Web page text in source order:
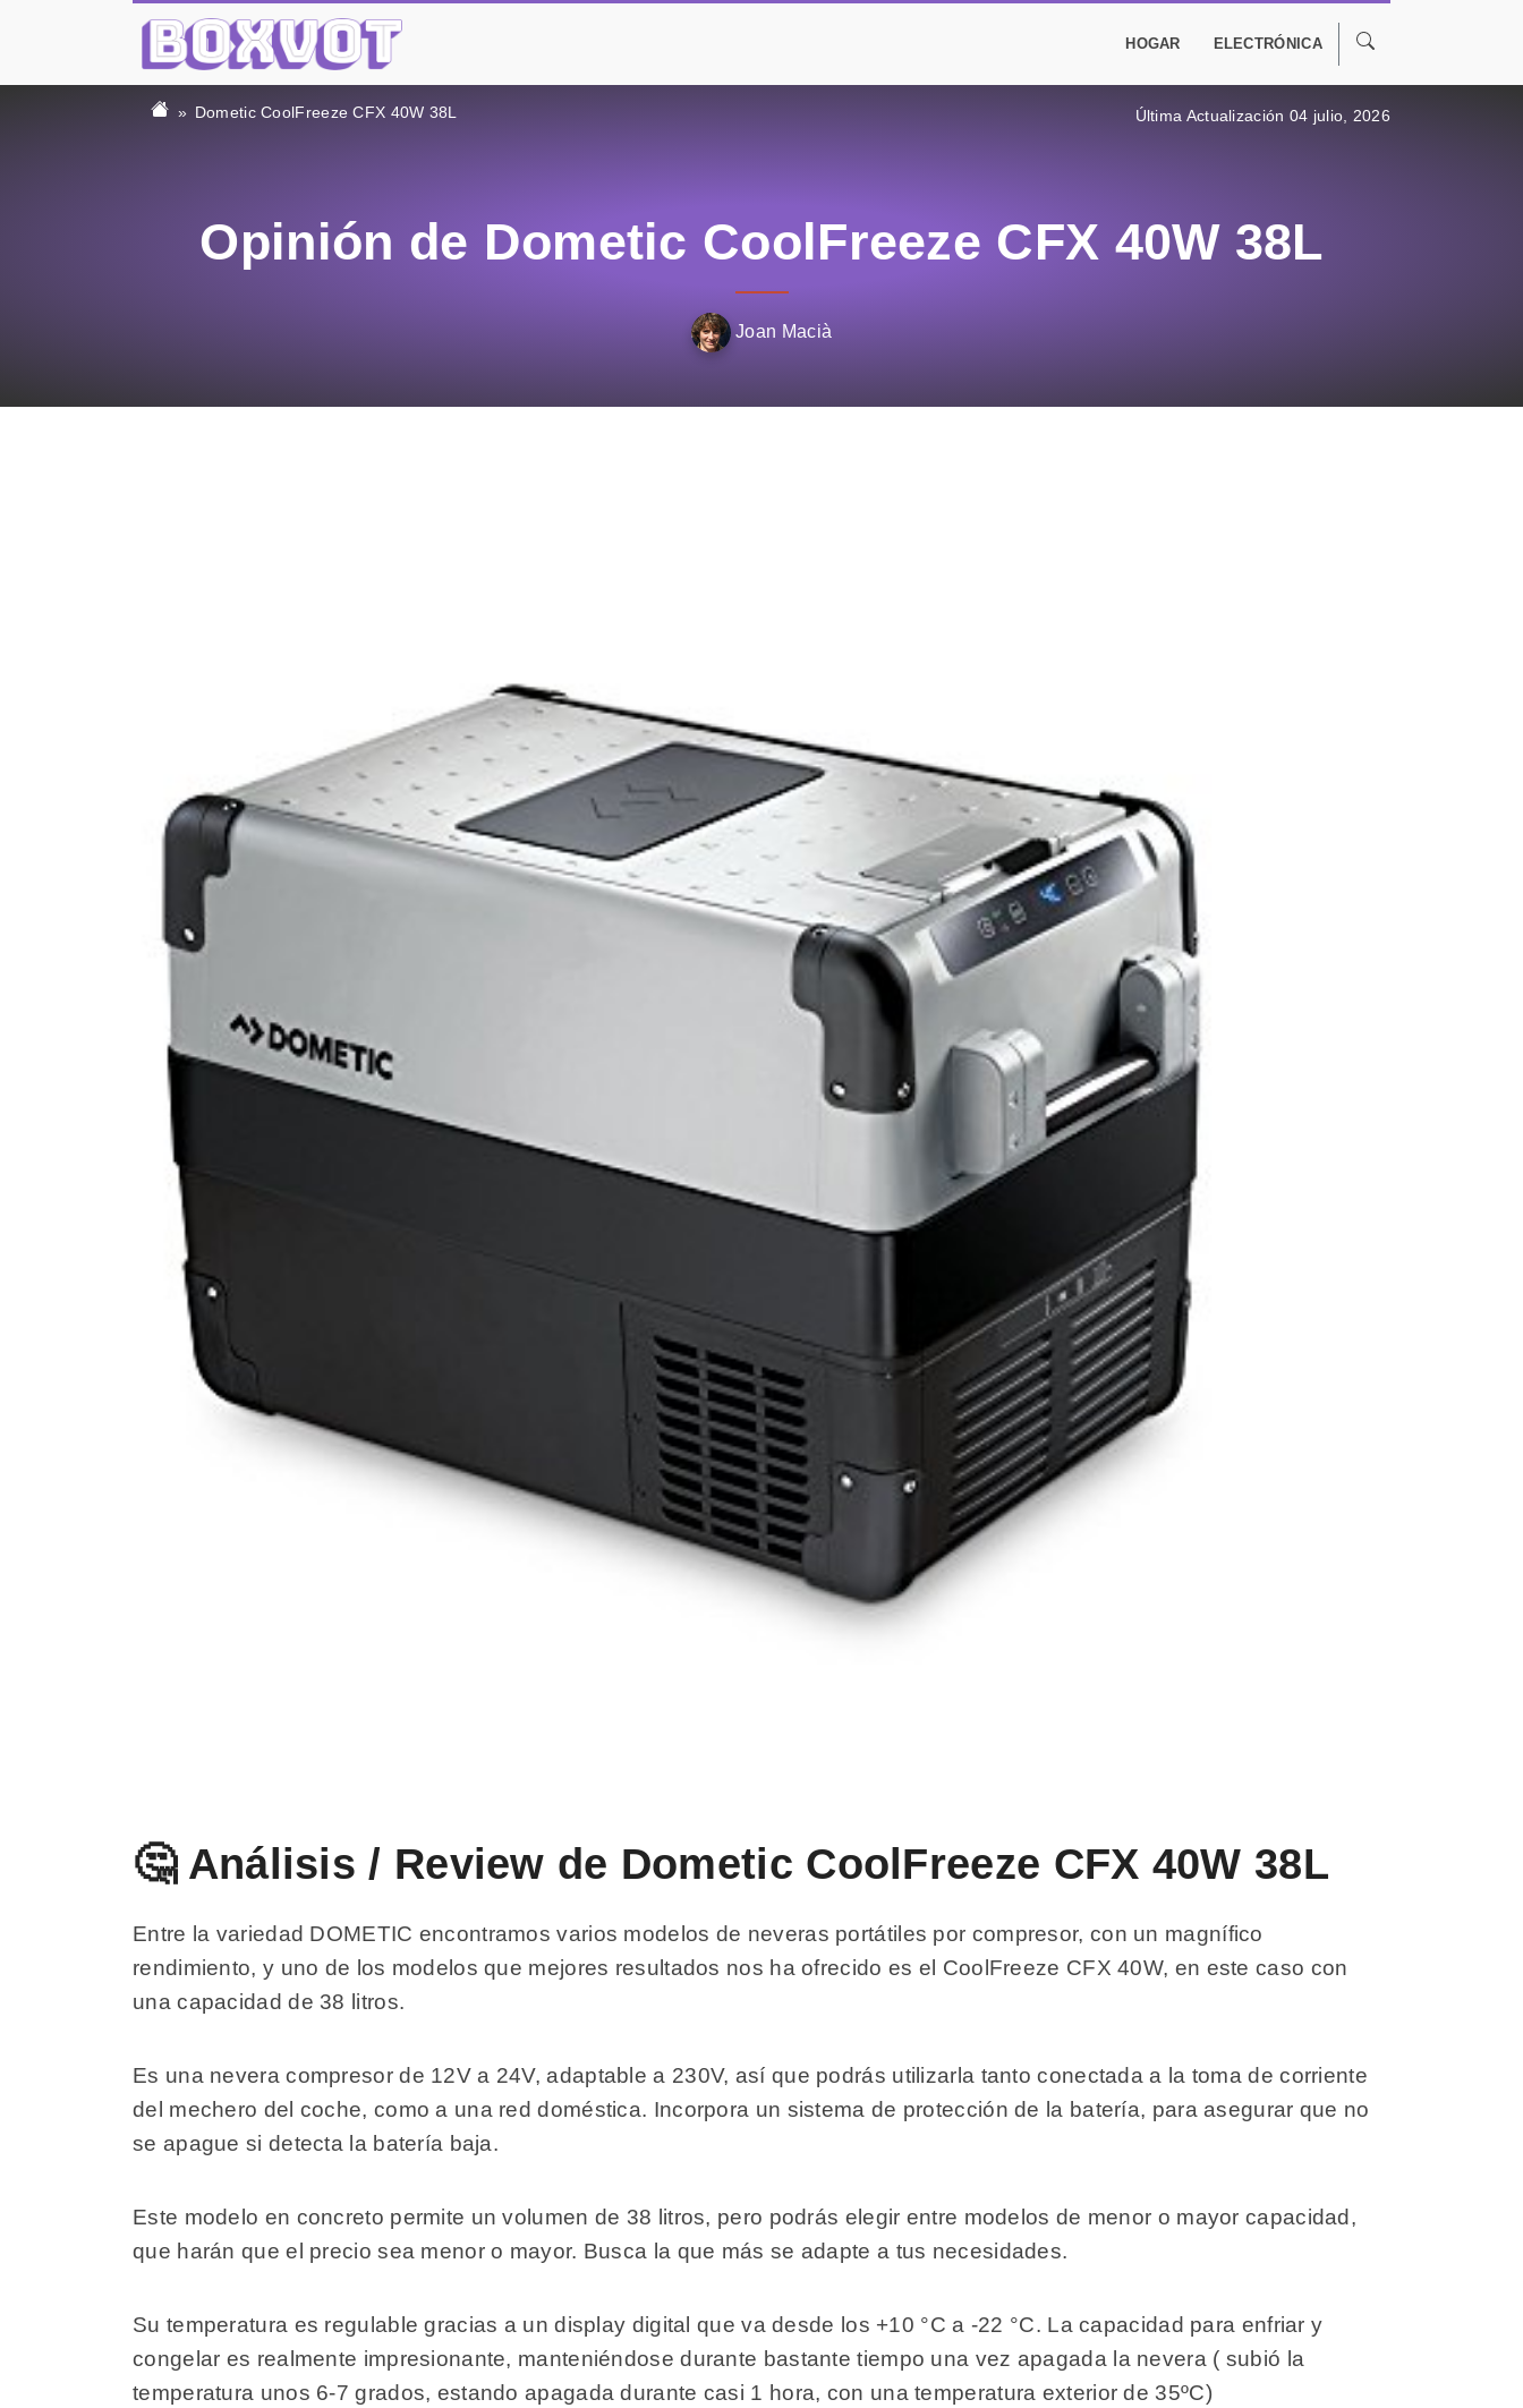
HOGAR ELECTRÓNICA
Dometic CoolFreeze CFX 40W 38L Última Actualización 04 julio, 2026
Opinión de Dometic CoolFreeze CFX 40W 38L
Joan Macià
🤔 Análisis / Review de Dometic CoolFreeze CFX 40W 38L
Entre la variedad DOMETIC encontramos varios modelos de neveras portátiles por compresor, con un magnífico
rendimiento, y uno de los modelos que mejores resultados nos ha ofrecido es el CoolFreeze CFX 40W, en este caso con
una capacidad de 38 litros.
Es una nevera compresor de 12V a 24V, adaptable a 230V, así que podrás utilizarla tanto conectada a la toma de corriente
del mechero del coche, como a una red doméstica. Incorpora un sistema de protección de la batería, para asegurar que no
se apague si detecta la batería baja.
Este modelo en concreto permite un volumen de 38 litros, pero podrás elegir entre modelos de menor o mayor capacidad,
que harán que el precio sea menor o mayor. Busca la que más se adapte a tus necesidades.
Su temperatura es regulable gracias a un display digital que va desde los +10 °C a -22 °C. La capacidad para enfriar y
congelar es realmente impresionante, manteniéndose durante bastante tiempo una vez apagada la nevera ( subió la
temperatura unos 6-7 grados, estando apagada durante casi 1 hora, con una temperatura exterior de 35ºC)